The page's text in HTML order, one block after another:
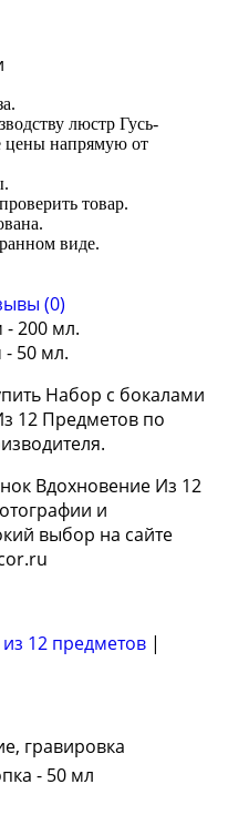
люстр Гусь-
цены напрямую от
товар.
виде.
(0)
200 мл.
50 мл.
Набор с бокалами
12 Предметов по
Вдохновение Из 12
и
выбор на сайте
12 предметов |
гравировка
- 50 мл